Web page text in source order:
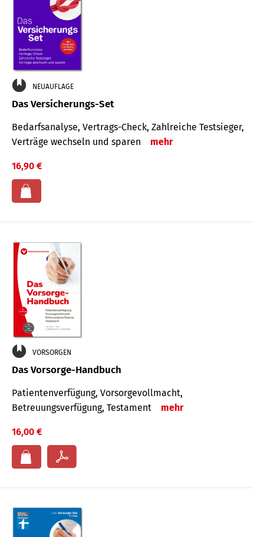
NEUAUFLAGE
Das Versicherungs-Set
Bedarfsanalyse, Vertrags-Check, Zahlreiche Testsieger,
Verträge wechseln und sparen
mehr
16,90 €
VORSORGEN
Das Vorsorge-Handbuch
Patientenverfügung, Vorsorgevollmacht,
Betreuungsverfügung, Testament
mehr
16,00 €